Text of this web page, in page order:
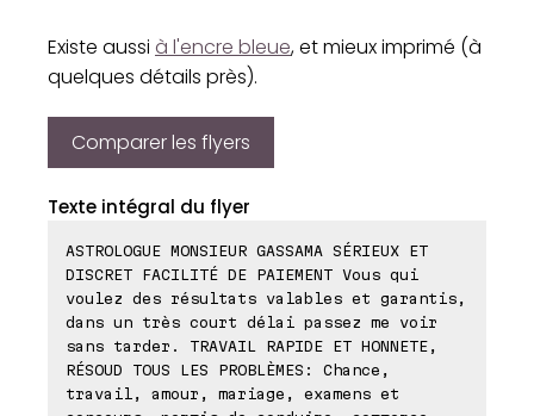
Existe aussi à l'encre bleue, et mieux imprimé (à
quelques détails près).
Comparer les flyers
Texte intégral du flyer
ASTROLOGUE MONSIEUR GASSAMA SÉRIEUX ET
DISCRET FACILITÉ DE PAIEMENT Vous qui
voulez des résultats valables et garantis,
dans un très court délai passez me voir
sans tarder. TRAVAIL RAPIDE ET HONNETE,
RÉSOUD TOUS LES PROBLÈMES: Chance,
travail, amour, mariage, examens et